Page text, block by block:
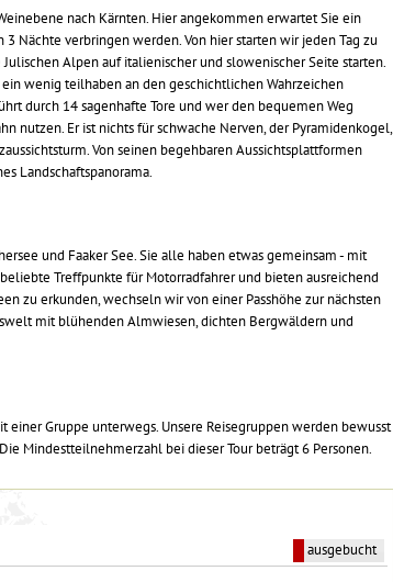
nach Kärnten. Hier angekommen erwartet Sie ein
Nächte verbringen werden. Von hier starten wir jeden Tag zu
Alpen auf italienischer und slowenischer Seite starten.
wenig teilhaben an den geschichtlichen Wahrzeichen
durch 14 sagenhafte Tore und wer den bequemen Weg
nutzen. Er ist nichts für schwache Nerven, der Pyramidenkogel,
Von seinen begehbaren Aussichtsplattformen
Landschaftspanorama.
und Faaker See. Sie alle haben etwas gemeinsam - mit
Treffpunkte für Motorradfahrer und bieten ausreichend
zu erkunden, wechseln wir von einer Passhöhe zur nächsten
mit blühenden Almwiesen, dichten Bergwäldern und
einer Gruppe unterwegs. Unsere Reisegruppen werden bewusst
Mindestteilnehmerzahl bei dieser Tour beträgt 6 Personen.
ausgebucht